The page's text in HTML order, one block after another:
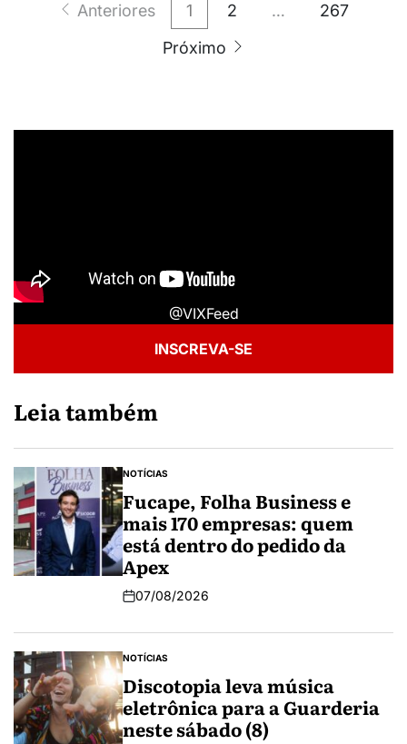
Anteriores 1 2 …
267
Próximo
@VIXFeed
INSCREVA-SE
Leia também
NOTÍCIAS
Fucape, Folha Business e
mais 170 empresas: quem
está dentro do pedido da
Apex
07/08/2026
NOTÍCIAS
Discotopia leva música
eletrônica para a Guarderia
neste sábado (8)